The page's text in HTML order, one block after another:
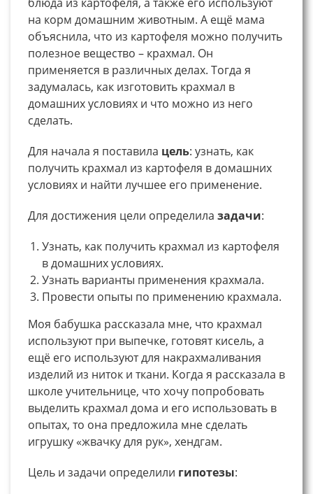
на корм домашним животным. А ещё мама
объяснила, что из картофеля можно получить
полезное вещество – крахмал. Он
применяется в различных делах. Тогда я
задумалась, как изготовить крахмал в
домашних условиях и что можно из него
сделать.
Для начала я поставила цель: узнать, как
получить крахмал из картофеля в домашних
условиях и найти лучшее его применение.
Для достижения цели определила задачи:
Узнать, как получить крахмал из картофеля
в домашних условиях.
Узнать варианты применения крахмала.
Провести опыты по применению крахмала.
Моя бабушка рассказала мне, что крахмал
используют при выпечке, готовят кисель, а
ещё его используют для накрахмаливания
изделий из ниток и ткани. Когда я рассказала в
школе учительнице, что хочу попробовать
выделить крахмал дома и его использовать в
опытах, то она предложила мне сделать
игрушку «жвачку для рук», хендгам.
Цель и задачи определили гипотезы: